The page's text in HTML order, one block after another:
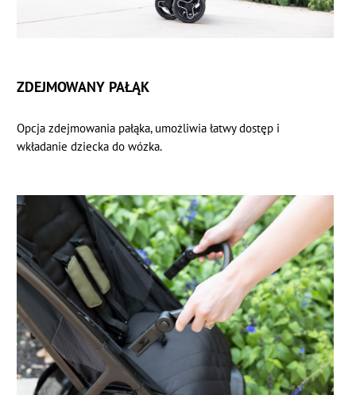
ZDEJMOWANY PAŁĄK
Opcja zdejmowania pałąka, umożliwia łatwy dostęp i
wkładanie dziecka do wózka.